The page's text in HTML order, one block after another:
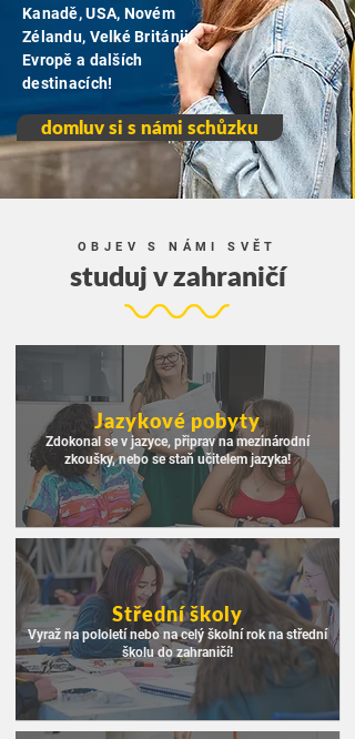
Kanadě, USA, Novém
Zélandu, Velké Británii,
Evropě a dalších
destinacích!
domluv si s námi schůzku
OBJEV S NÁMI SVĚT
studuj v zahraničí
Jazykové pobyty
Zdokonal se v jazyce, připrav na mezinárodní
zkoušky, nebo se staň učitelem jazyka!
Střední školy
Vyraž na pololetí nebo na celý školní rok na střední
školu do zahraničí!